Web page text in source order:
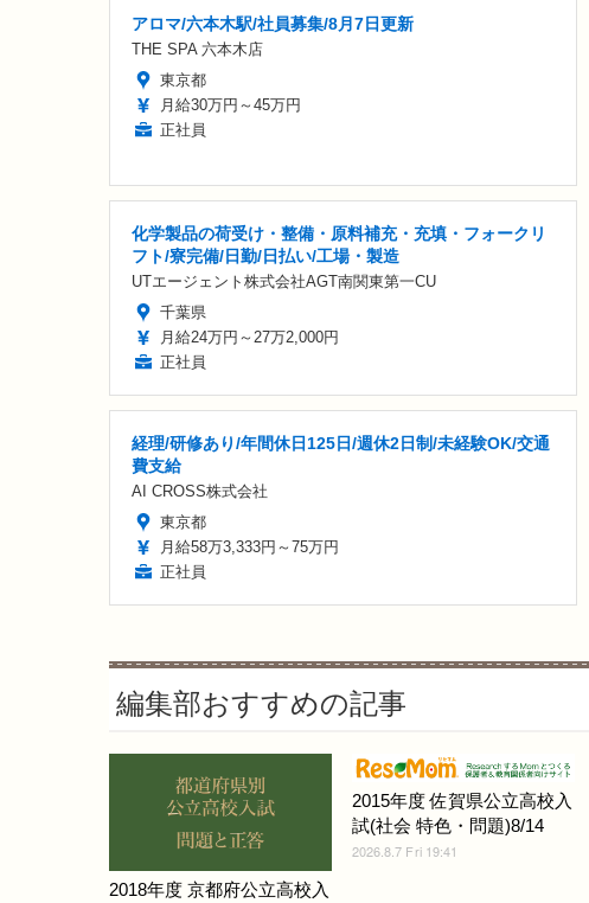
アロマ/六本木駅/社員募集/8月7日更新
THE SPA 六本木店
東京都
月給30万円～45万円
正社員
化学製品の荷受け・整備・原料補充・充填・フォークリ
フト/寮完備/日勤/日払い/工場・製造
UTエージェント株式会社AGT南関東第一CU
千葉県
月給24万円～27万2,000円
正社員
経理/研修あり/年間休日125日/週休2日制/未経験OK/交通
費支給
AI CROSS株式会社
東京都
月給58万3,333円～75万円
正社員
編集部おすすめの記事
2018年度 京都府公立高校入
2015年度 佐賀県公立高校入
試(社会 特色・問題)8/14
2026.8.7 Fri 19:41